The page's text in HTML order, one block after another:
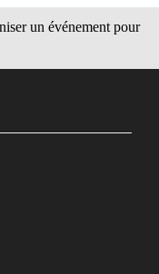
un événement pour